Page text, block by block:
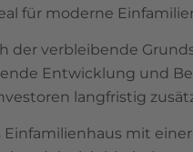
für moderne
der verbleibende
Entwicklung und
langfristig
mit einer